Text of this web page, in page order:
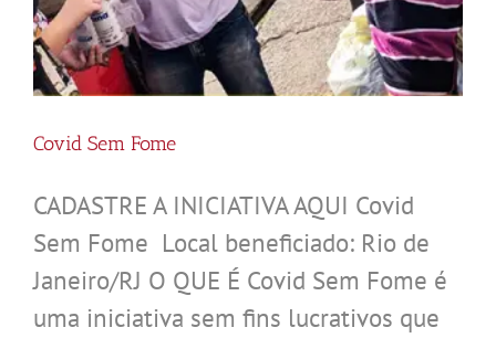
Covid Sem Fome
CADASTRE A INICIATIVA AQUI Covid
Sem Fome Local beneficiado: Rio de
Janeiro/RJ O QUE É Covid Sem Fome é
uma iniciativa sem fins lucrativos que